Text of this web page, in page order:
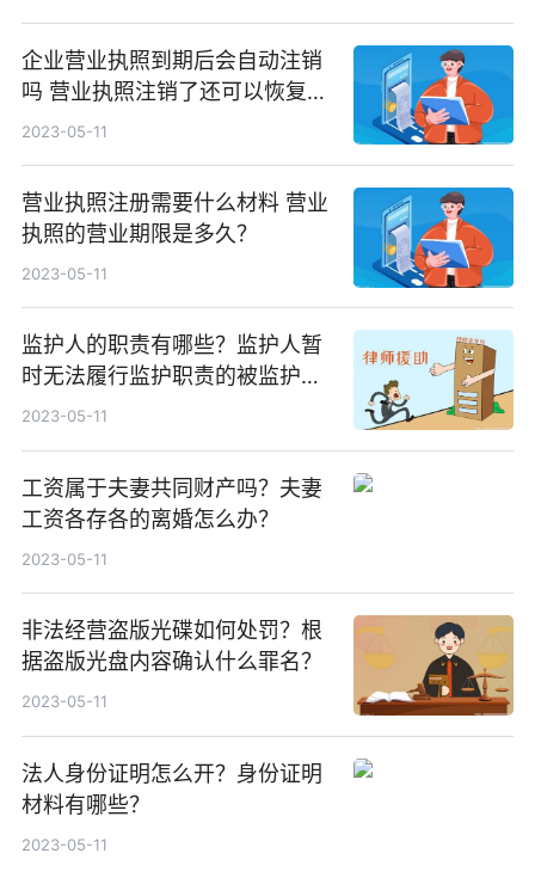
企业营业执照到期后会自动注销
吗 营业执照注销了还可以恢复
吗？
2023-05-11
营业执照注册需要什么材料 营业
执照的营业期限是多久？
2023-05-11
监护人的职责有哪些？监护人暂
时无法履行监护职责的被监护人
要怎么办？
2023-05-11
工资属于夫妻共同财产吗？夫妻
工资各存各的离婚怎么办？
2023-05-11
非法经营盗版光碟如何处罚？根
据盗版光盘内容确认什么罪名？
2023-05-11
法人身份证明怎么开？身份证明
材料有哪些？
2023-05-11